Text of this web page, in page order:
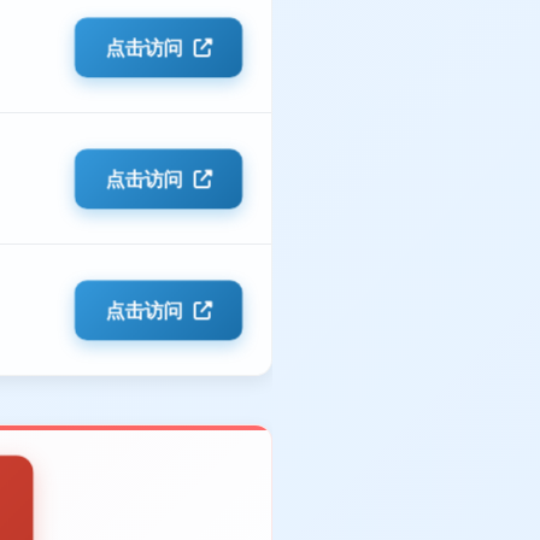
点击访问
点击访问
点击访问